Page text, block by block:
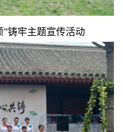
”铸牢主题宣传活动